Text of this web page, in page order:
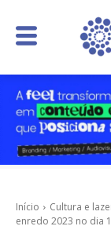
Início Cultura e
enredo 2023 no dia